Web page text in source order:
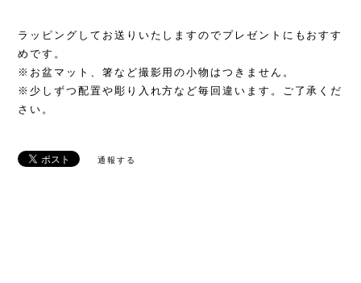
ラッピングしてお送りいたしますのでプレゼントにもおすす
めです。
※お盆マット、箸など撮影用の小物はつきません。
※少しずつ配置や彫り入れ方など毎回違います。ご了承くだ
さい。
通報する